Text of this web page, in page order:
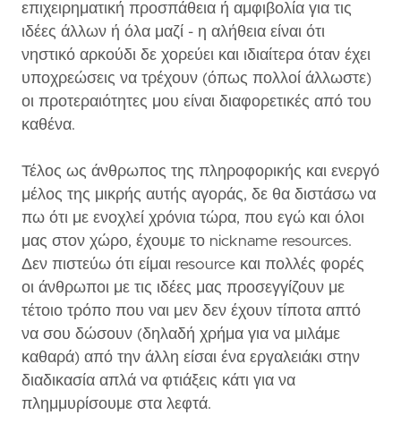
επιχειρηματική προσπάθεια ή αμφιβολία για τις
ιδέες άλλων ή όλα μαζί - η αλήθεια είναι ότι
νηστικό αρκούδι δε χορεύει και ιδιαίτερα όταν έχει
υποχρεώσεις να τρέχουν (όπως πολλοί άλλωστε)
οι προτεραιότητες μου είναι διαφορετικές από του
καθένα.
Τέλος ως άνθρωπος της πληροφορικής και ενεργό
μέλος της μικρής αυτής αγοράς, δε θα διστάσω να
πω ότι με ενοχλεί χρόνια τώρα, που εγώ και όλοι
μας στον χώρο, έχουμε το nickname resources.
Δεν πιστεύω ότι είμαι resource και πολλές φορές
οι άνθρωποι με τις ιδέες μας προσεγγίζουν με
τέτοιο τρόπο που ναι μεν δεν έχουν τίποτα απτό
να σου δώσουν (δηλαδή χρήμα για να μιλάμε
καθαρά) από την άλλη είσαι ένα εργαλειάκι στην
διαδικασία απλά να φτιάξεις κάτι για να
πλημμυρίσουμε στα λεφτά.